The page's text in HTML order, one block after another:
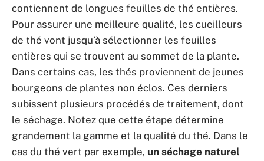
contiennent de longues feuilles de thé entières.
Pour assurer une meilleure qualité, les cueilleurs
de thé vont jusqu’à sélectionner les feuilles
entières qui se trouvent au sommet de la plante.
Dans certains cas, les thés proviennent de jeunes
bourgeons de plantes non éclos. Ces derniers
subissent plusieurs procédés de traitement, dont
le séchage. Notez que cette étape détermine
grandement la gamme et la qualité du thé. Dans le
cas du thé vert par exemple, un séchage naturel